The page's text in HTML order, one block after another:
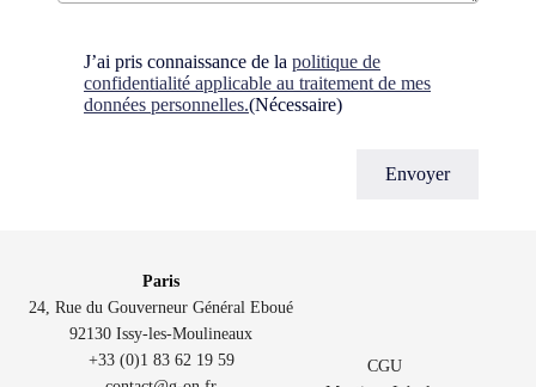
Consent(Nécessaire)
J’ai pris connaissance de la politique de
confidentialité applicable au traitement de mes
données personnelles.(Nécessaire)
Paris
24, Rue du Gouverneur Général Eboué
92130 Issy-les-Moulineaux
+33 (0)1 83 62 19 59
CGU